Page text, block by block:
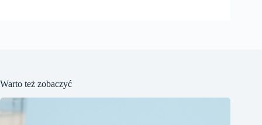
Warto też zobaczyć